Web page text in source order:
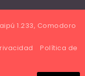
1.233, Comodoro
Política de